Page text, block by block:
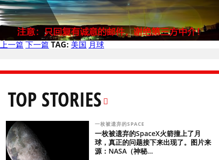
上一篇 下一篇 TAG: 美国 月球
TOP STORIES
一枚被遗弃的SPACE
一枚被遗弃的SpaceX火箭撞上了月
球，真正的问题接下来出现了。图片来
源：NASA（神秘...